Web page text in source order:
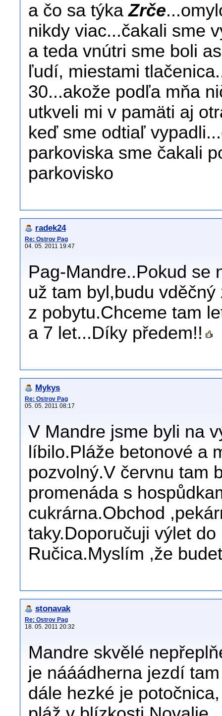
a čo sa týkaZrče
nikdy viac...čakali sme
a teda vnútri sme boli
ľudí, miestami
30...akože podľa mňa
utkveli mi v pamäti aj
keď sme odtiaľ
parkoviska sme čakali
parkovisko
radek24
Re: Ostrov Pag
04. 05. 2011 19:47
Pag-Mandre..Pokud se
už tam byl,budu
z pobytu.Chceme tam
a 7 let...Díky předem!!
Mykys
Re: Ostrov Pag
05. 05. 2011 08:17
V Mandre jsme byli na
líbilo.Pláže betonové a
pozvolný.V červnu tam
promenáda s
cukrárna.Obchod
taky.Doporučuji výlet
Ručica.Myslím ,že
stonavak
Re: Ostrov Pag
18. 05. 2011 20:32
Mandre skvělé
je nááádherna jezdí
dále hezké je